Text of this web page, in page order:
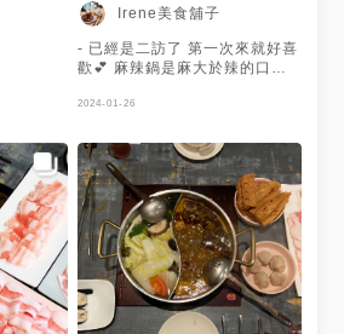
Irene美食舖子
- 已經是二訪了 第一次來就好喜
歡💕 麻辣鍋是麻大於辣的口味
非常喜歡 就算不吃辣的來 這白
有 👉黃牛胸肉 👉滷三拼 跟麻
辣鍋無敵絕配的👍 這裡的海鮮
其實表現也不錯 整體我都很喜
歡 推薦給喜歡麻辣鍋的朋友一
個新選擇啊💖 - ❤️老撈麻辣火鍋
📮台北市敦化北路4巷53號
☎️（02）2771-9957 - #松山區
火鍋 #松山區美食 #台北美食 #
台北麻辣鍋 #台北麻辣鍋推薦 #
麻辣鍋 #老撈 #老撈麻辣鍋 #老
2024-01-26